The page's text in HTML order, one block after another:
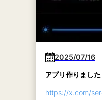
2025/07/16
アプリ作りました
https://x.com/